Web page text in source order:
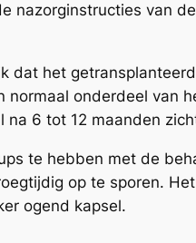
nazorginstructies van
dat het
onderdeel van
6 tot 12 maanden
te hebben met de
op te sporen.
ogend kapsel.